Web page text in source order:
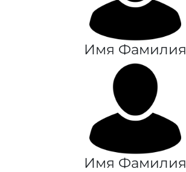
Имя Фамилия
Имя Фамилия